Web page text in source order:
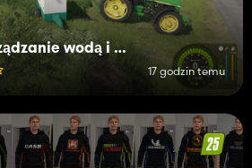
Realistyczne zarządzanie wodą i glebą (RWSM)
17 godzin temu